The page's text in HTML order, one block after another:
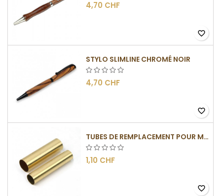
4,70 CHF
favorite_border
STYLO SLIMLINE CHROMÉ NOIR
4,70 CHF
favorite_border
TUBES DE REMPLACEMENT POUR MÉCANISMES SLIMLINE
1,10 CHF
favorite_border